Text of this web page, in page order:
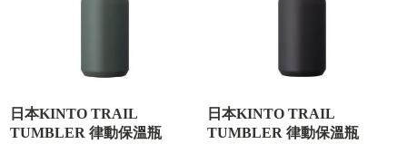
日本KINTO TRAIL
TUMBLER 律動保溫瓶
日本KINTO TRAIL
TUMBLER 律動保溫瓶